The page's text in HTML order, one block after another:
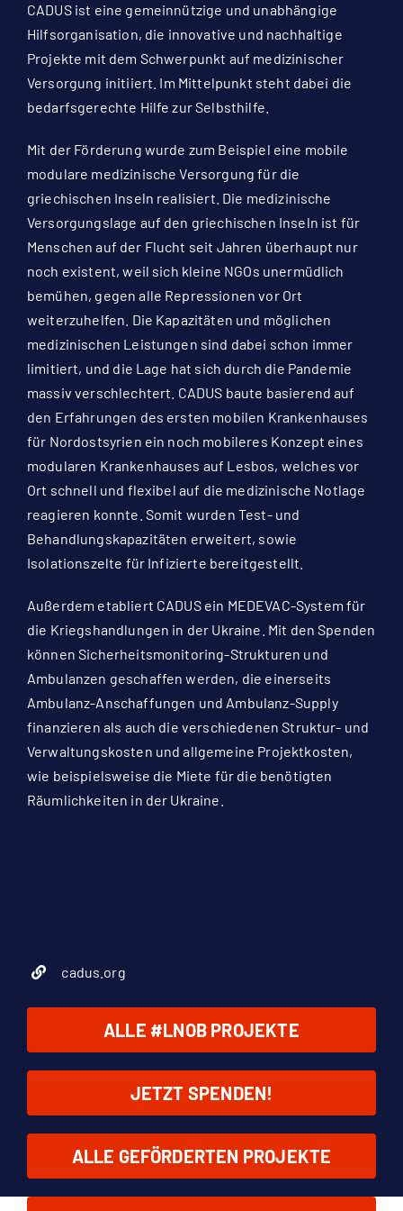
CADUS ist eine gemeinnützige und unabhängige
Hilfsorganisation, die innovative und nachhaltige
Projekte mit dem Schwerpunkt auf medizinischer
Versorgung initiiert. Im Mittelpunkt steht dabei die
bedarfsgerechte Hilfe zur Selbsthilfe.
Mit der Förderung wurde zum Beispiel eine mobile
modulare medizinische Versorgung für die
griechischen Inseln realisiert. Die medizinische
Versorgungslage auf den griechischen Inseln ist für
Menschen auf der Flucht seit Jahren überhaupt nur
noch existent, weil sich kleine NGOs unermüdlich
bemühen, gegen alle Repressionen vor Ort
weiterzuhelfen. Die Kapazitäten und möglichen
medizinischen Leistungen sind dabei schon immer
limitiert, und die Lage hat sich durch die Pandemie
massiv verschlechtert. CADUS baute basierend auf
den Erfahrungen des ersten mobilen Krankenhauses
für Nordostsyrien ein noch mobileres Konzept eines
modularen Krankenhauses auf Lesbos, welches vor
Ort schnell und flexibel auf die medizinische Notlage
reagieren konnte. Somit wurden Test- und
Behandlungskapazitäten erweitert, sowie
Isolationszelte für Infizierte bereitgestellt.
Außerdem etabliert CADUS ein MEDEVAC-System für
die Kriegshandlungen in der Ukraine. Mit den Spenden
können Sicherheitsmonitoring-Strukturen und
Ambulanzen geschaffen werden, die einerseits
Ambulanz-Anschaffungen und Ambulanz-Supply
finanzieren als auch die verschiedenen Struktur- und
Verwaltungskosten und allgemeine Projektkosten,
wie beispielsweise die Miete für die benötigten
Räumlichkeiten in der Ukraine.
cadus.org
ALLE #LNOB PROJEKTE
JETZT SPENDEN!
ALLE GEFÖRDERTEN PROJEKTE